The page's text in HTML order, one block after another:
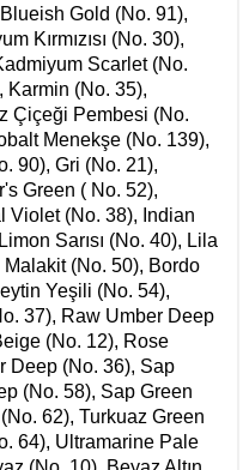
Gold (No. 91),
Kırmızısı (No. 30),
Scarlet (No.
Karmin (No. 35),
Çiçeği Pembesi (No.
Menekşe (No. 139),
90), Gri (No. 21),
Green ( No. 52),
Violet (No. 38), Indian
Sarısı (No. 40), Lila
(No. 50), Bordo
Yeşili (No. 54),
37), Raw Umber Deep
(No. 12), Rose
Deep (No. 36), Sap
(No. 58), Sap Green
62), Turkuaz Green
64), Ultramarine Pale